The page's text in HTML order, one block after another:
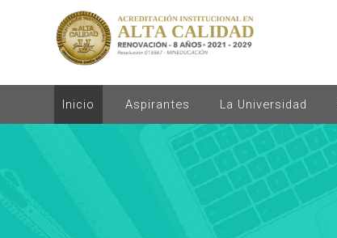
Inicio Aspirantes La Universidad